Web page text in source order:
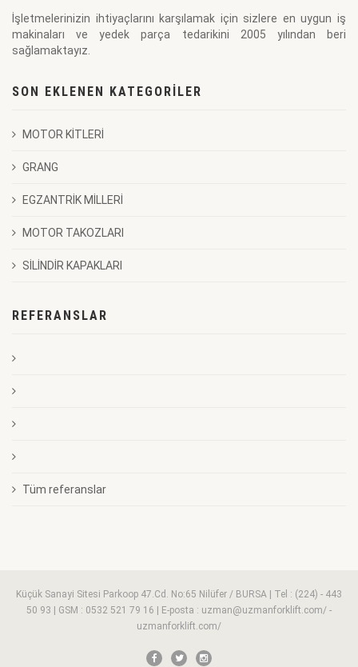
İşletmelerinizin ihtiyaçlarını karşılamak için sizlere en uygun iş
makinaları ve yedek parça tedarikini 2005 yılından beri
sağlamaktayız.
SON EKLENEN KATEGORILER
MOTOR KİTLERİ
GRANG
EGZANTRİK MİLLERİ
MOTOR TAKOZLARI
SİLİNDİR KAPAKLARI
REFERANSLAR
Tüm referanslar
Küçük Sanayi Sitesi Parkoop 47.Cd. No:65 Nilüfer / BURSA | Tel : (224) - 443
50 93 | GSM : 0532 521 79 16 | E-posta : uzman@uzmanforklift.com/ -
uzmanforklift.com/